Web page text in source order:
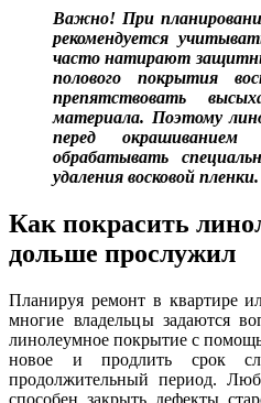
Важно! При
рекомендуется
часто натирают
полового покрытия
препятствовать
материала. Поэтому
перед окрашиванием
обрабатывать
удаления восковой пленки.
Как покрасить
дольше прослужил
Планируя ремонт в квартире
многие владельцы задаются
линолеумное покрытие с
новое и продлить срок
продолжительный период.
способен закрыть дефекты